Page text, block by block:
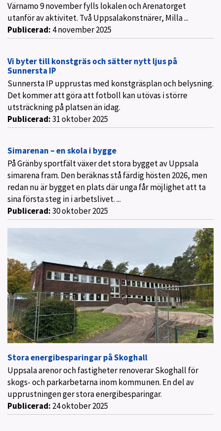
Värnamo 9 november fylls lokalen och Arenatorget
utanför av aktivitet. Två Uppsalakonstnärer, Milla ...
Publicerad: 4 november 2025
Vi byter till konstgräs och sätter nytt ljus på
Sunnersta IP
Sunnersta IP upprustas med konstgräsplan och belysning.
Det kommer att göra att fotboll kan utövas i större
utsträckning på platsen än idag.
Publicerad:31 oktober 2025
Simarenan – en skola i bygge
På Gränby sportfält växer det stora bygget av Uppsala
simarena fram. Den beräknas stå färdig hösten 2026, men
redan nu är bygget en plats där unga får möjlighet att ta
sina första steg in i arbetslivet. ...
Publicerad:30 oktober 2025
Stora energibesparingar på Skoghall
Uppsala arenor och fastigheter renoverar Skoghall för
skogs- och parkarbetarna inom kommunen. En del av
upprustningen ger stora energibesparingar.
Publicerad: 24 oktober 2025